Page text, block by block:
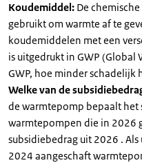
Koudemiddel: De
gebruikt om warmte af te
koudemiddelen met een
is uitgedrukt in GWP
GWP, hoe minder
Welke van de
de warmtepomp bepaalt het
warmtepompen die in 2026
subsidiebedrag uit 2026 .
2024 aangeschaft